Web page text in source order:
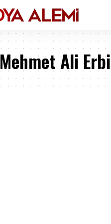
Mehmet Ali